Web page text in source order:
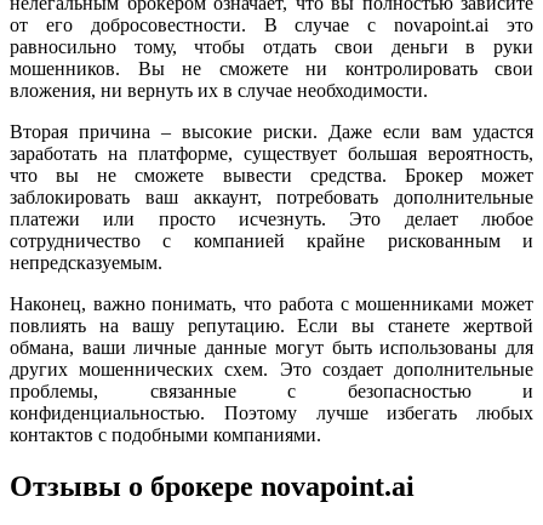
от его добросовестности. В случае с novapoint.ai это
равносильно тому, чтобы отдать свои деньги в руки
мошенников. Вы не сможете ни контролировать свои
вложения, ни вернуть их в случае необходимости.
Вторая причина – высокие риски. Даже если вам удастся
заработать на платформе, существует большая вероятность,
что вы не сможете вывести средства. Брокер может
заблокировать ваш аккаунт, потребовать дополнительные
платежи или просто исчезнуть. Это делает любое
сотрудничество с компанией крайне рискованным и
непредсказуемым.
Наконец, важно понимать, что работа с мошенниками может
повлиять на вашу репутацию. Если вы станете жертвой
обмана, ваши личные данные могут быть использованы для
других мошеннических схем. Это создает дополнительные
проблемы, связанные с безопасностью и
конфиденциальностью. Поэтому лучше избегать любых
контактов с подобными компаниями.
Отзывы о брокере novapoint.ai